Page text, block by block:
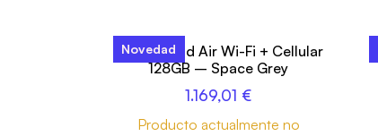
Novedad
13-inch iPad Air Wi-Fi + Cellular
128GB – Space Grey
1.169,01 €
Producto actualmente no